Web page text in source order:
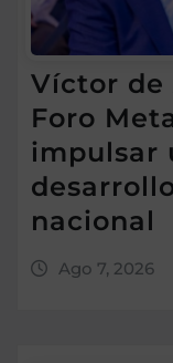
Víctor de
Foro
impulsar
nacional
Ago 7, 2026